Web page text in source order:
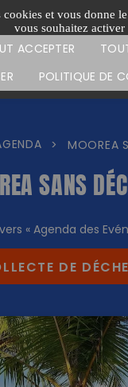
cookies et vous donne
vous souhaitez activer
ACCEPTER
POLITIQUE DE
DES ACTIONS
> MOOREA
SANS
« Agenda des
DE